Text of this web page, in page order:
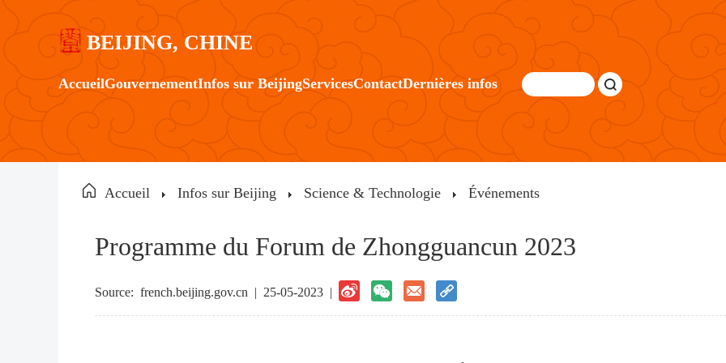
BEIJING, CHINE
AccueilGouvernementInfos sur BeijingServicesContactDernières infos
Accueil Infos sur Beijing Science & Technologie Événements
Programme du Forum de Zhongguancun 2023
Source: french.beijing.gov.cn | 25-05-2023 |